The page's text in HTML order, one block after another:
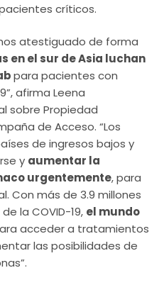
críticos.
atestiguado de forma
en el sur de Asia luchan
para pacientes con
afirma Leena
sobre Propiedad
de Acceso. “Los
de ingresos bajos y
y aumentar la
urgentemente, para
Con más de 3.9 millones
la COVID-19, el mundo
acceder a tratamientos
las posibilidades de